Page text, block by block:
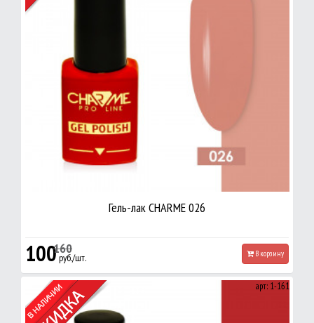
160
Гель-лак CHARME 026
100руб./шт. В корзину
арт: 1-161